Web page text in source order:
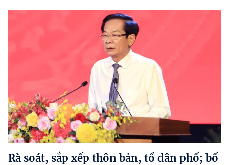
Rà soát, sắp xếp thôn bản, tổ dân phố; bố